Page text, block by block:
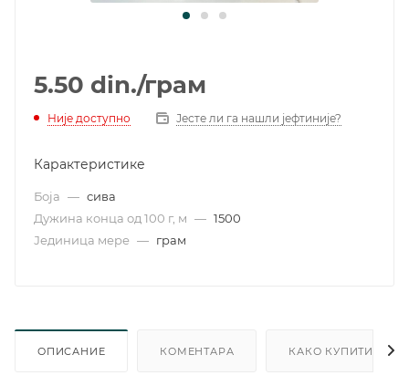
5.50 din./грам
Није доступно Јесте ли га нашли јефтиније?
Карактеристике
Боја — сива
Дужина конца од 100 г, м — 1500
Јединица мере — грам
ОПИСАНИЕ КОМЕНТАРА КАКО КУПИТИ